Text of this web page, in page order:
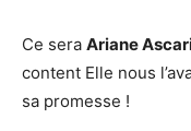
Ce sera Ariane
content Elle nous
sa promesse !